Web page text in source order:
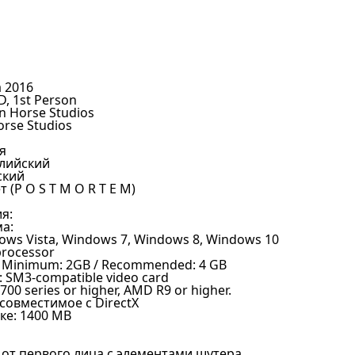
2016
1st Person
Horse Studios
Studios
(P O S T M O R T E M)
Vista, Windows 7, Windows 8, Windows 10
2GB / Recommended: 4 GB
compatible video card
series or higher, AMD R9 or higher.
с DirectX
1400 MB